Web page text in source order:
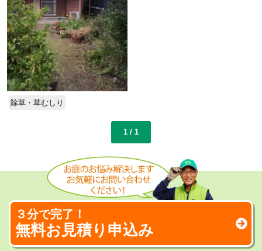
除草・草むしり
1 / 1
３分で完了！
無料お見積り申込み